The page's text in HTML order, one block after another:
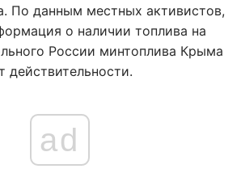
По данным местных активистов,
о наличии топлива на
России минтоплива Крыма
действительности.
ad